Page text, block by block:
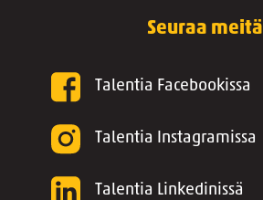
Seuraa meitä
Talentia Facebookissa
Talentia Instagramissa
Talentia Linkedinissä